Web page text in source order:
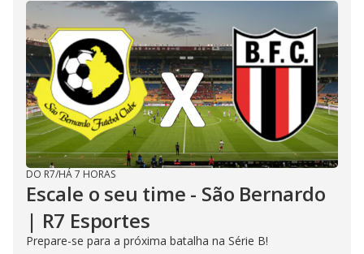
DO R7/HÁ 7 HORAS
Escale o seu time - São Bernardo
| R7 Esportes
Prepare-se para a próxima batalha na Série B!